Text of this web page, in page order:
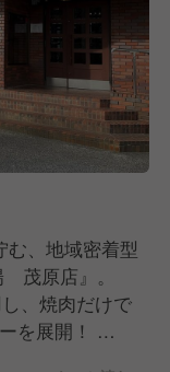
む、地域密着型
茂原店』。
、焼肉だけで
を展開！